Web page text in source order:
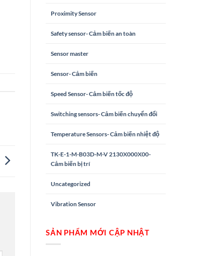
Proximity Sensor
Safety sensor- Cảm biến an toàn
Sensor master
Sensor- Cảm biến
Speed Sensor- Cảm biến tốc độ
Switching sensors- Cảm biến chuyển đổi
Temperature Sensors- Cảm biến nhiệt độ
TK-E-1-M-B03D-M-V 2130X000X00-
Cảm biến bị trí
Uncategorized
Vibration Sensor
SẢN PHẨM MỚI CẬP NHẬT